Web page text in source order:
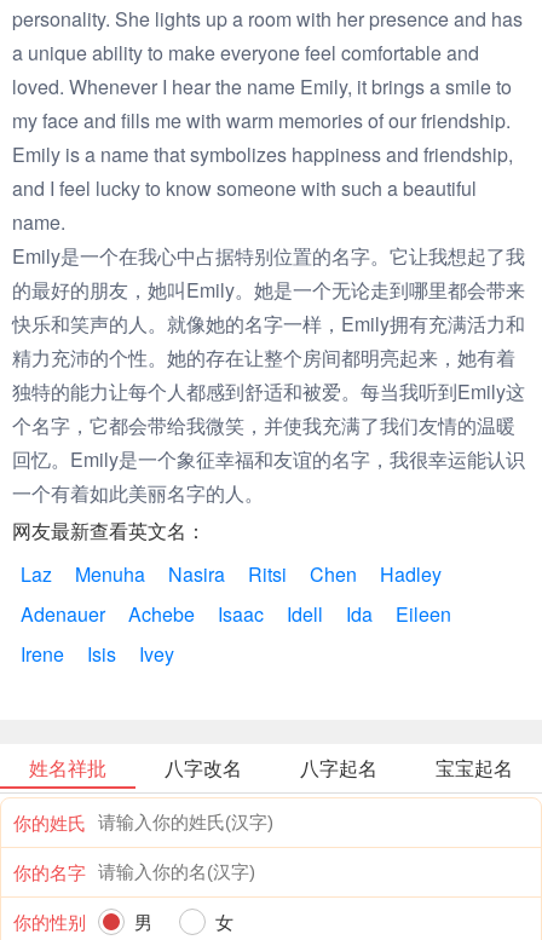
personality. She lights up a room with her presence and has
a unique ability to make everyone feel comfortable and
loved. Whenever I hear the name Emily, it brings a smile to
my face and fills me with warm memories of our friendship.
Emily is a name that symbolizes happiness and friendship,
and I feel lucky to know someone with such a beautiful
name.
Emily是一个在我心中占据特别位置的名字。它让我想起了我
的最好的朋友，她叫Emily。她是一个无论走到哪里都会带来
快乐和笑声的人。就像她的名字一样，Emily拥有充满活力和
精力充沛的个性。她的存在让整个房间都明亮起来，她有着
独特的能力让每个人都感到舒适和被爱。每当我听到Emily这
个名字，它都会带给我微笑，并使我充满了我们友情的温暖
回忆。Emily是一个象征幸福和友谊的名字，我很幸运能认识
一个有着如此美丽名字的人。
网友最新查看英文名：
Laz
Menuha Nasira Ritsi Chen
Hadley
Adenauer
Achebe Isaac Idell Ida
Eileen
Irene
Isis Ivey
姓名祥批 八字改名 八字起名 宝宝起名
你的姓氏
你的名字
你的性别
男 女